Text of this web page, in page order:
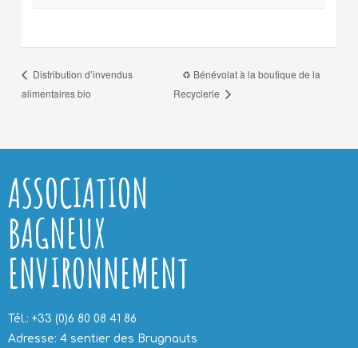
Distribution d’invendus
alimentaires bio
♻️ Bénévolat à la boutique de la
Recyclerie
ASSOCIATION
BAGNEUX
ENVIRONNEMENT
Tél.: +33 (0)6 80 08 41 86
Adresse: 4 sentier des Brugnauts